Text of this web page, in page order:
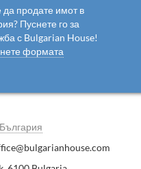
да продате имот в
Пуснете го за
с Bulgarian House!
формата